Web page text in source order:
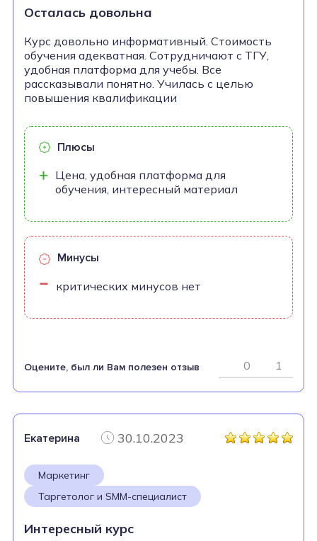
Осталась довольна
Курс довольно информативный. Стоимость
обучения адекватная. Сотрудничают с ТГУ,
удобная платформа для учебы. Все
рассказывали понятно. Училась с целью
повышения квалификации
Плюсы
Цена, удобная платформа для
обучения, интересный материал
Минусы
критических минусов нет
Оцените, был ли Вам полезен отзыв 0 1
Екатерина 30.10.2023
Маркетинг
Таргетолог и SMM-специалист
Интересный курс